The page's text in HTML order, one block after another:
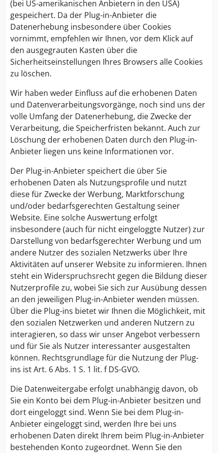
(bei US-amerikanischen Anbietern in den USA)
gespeichert. Da der Plug-in-Anbieter die
Datenerhebung insbesondere über Cookies
vornimmt, empfehlen wir Ihnen, vor dem Klick auf
den ausgegrauten Kasten über die
Sicherheitseinstellungen Ihres Browsers alle Cookies
zu löschen.
Wir haben weder Einfluss auf die erhobenen Daten
und Datenverarbeitungsvorgänge, noch sind uns der
volle Umfang der Datenerhebung, die Zwecke der
Verarbeitung, die Speicherfristen bekannt. Auch zur
Löschung der erhobenen Daten durch den Plug-in-
Anbieter liegen uns keine Informationen vor.
Der Plug-in-Anbieter speichert die über Sie
erhobenen Daten als Nutzungsprofile und nutzt
diese für Zwecke der Werbung, Marktforschung
und/oder bedarfsgerechten Gestaltung seiner
Website. Eine solche Auswertung erfolgt
insbesondere (auch für nicht eingeloggte Nutzer) zur
Darstellung von bedarfsgerechter Werbung und um
andere Nutzer des sozialen Netzwerks über Ihre
Aktivitäten auf unserer Website zu informieren. Ihnen
steht ein Widerspruchsrecht gegen die Bildung dieser
Nutzerprofile zu, wobei Sie sich zur Ausübung dessen
an den jeweiligen Plug-in-Anbieter wenden müssen.
Über die Plug-ins bietet wir Ihnen die Möglichkeit, mit
den sozialen Netzwerken und anderen Nutzern zu
interagieren, so dass wir unser Angebot verbessern
und für Sie als Nutzer interessanter ausgestalten
können. Rechtsgrundlage für die Nutzung der Plug-
ins ist Art. 6 Abs. 1 S. 1 lit. f DS-GVO.
Die Datenweitergabe erfolgt unabhängig davon, ob
Sie ein Konto bei dem Plug-in-Anbieter besitzen und
dort eingeloggt sind. Wenn Sie bei dem Plug-in-
Anbieter eingeloggt sind, werden Ihre bei uns
erhobenen Daten direkt Ihrem beim Plug-in-Anbieter
bestehenden Konto zugeordnet. Wenn Sie den